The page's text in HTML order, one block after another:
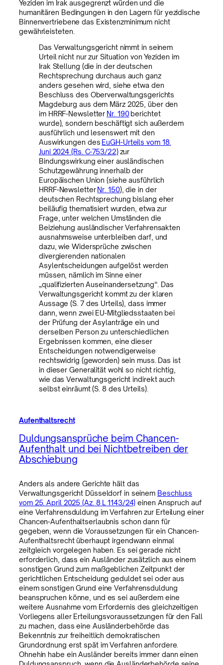
Yeziden im Irak ausgegrenzt würden und die
humanitären Bedingungen in den Lagern für yezidische
Binnenvertriebene das Existenzminimum nicht
gewährleisteten.
Das Verwaltungsgericht nimmt in seinem
Urteil nicht nur zur Situation von Yeziden im
Irak Stellung (die in der deutschen
Rechtsprechung durchaus auch ganz
anders gesehen wird, siehe etwa den
Beschluss des Oberverwaltungsgerichts
Magdeburg aus dem März 2025, über den
im HRRF-Newsletter Nr. 190berichtet
wurde), sondern beschäftigt sich außerdem
ausführlich und lesenswert mit den
Auswirkungen des EuGH-Urteils vom 18.
Juni 2024 (Rs. C-753/22)zur
Bindungswirkung einer ausländischen
Schutzgewährung innerhalb der
Europäischen Union (siehe ausführlich
HRRF-Newsletter Nr. 150), die in der
deutschen Rechtsprechung bislang eher
beiläufig thematisiert wurden, etwa zur
Frage, unter welchen Umständen die
Beiziehung ausländischer Verfahrensakten
ausnahmsweise unterbleiben darf, und
dazu, wie Widersprüche zwischen
divergierenden nationalen
Asylentscheidungen aufgelöst werden
müssen, nämlich im Sinne einer
„qualifizierten Auseinandersetzung“. Das
Verwaltungsgericht kommt zu der klaren
Aussage (S. 7 des Urteils), dass immer
dann, wenn zwei EU-Mitgliedsstaaten bei
der Prüfung der Asylanträge ein und
derselben Person zu unterschiedlichen
Ergebnissen kommen, eine dieser
Entscheidungen notwendigerweise
rechtswidrig (geworden) sein muss. Das ist
in dieser Generalität wohl so nicht richtig,
wie das Verwaltungsgericht indirekt auch
selbst einräumt (S. 8 des Urteils).
Aufenthaltsrecht
Duldungsansprüche beim Chancen-
Aufenthalt und bei Nichtbetreiben der
Abschiebung
Anders als andere Gerichte hält das
Verwaltungsgericht Düsseldorf in seinem Beschluss
vom 25. April 2025 (Az. 8 L 1143/24) einen Anspruch auf
eine Verfahrensduldung im Verfahren zur Erteilung einer
Chancen-Aufenthaltserlaubnis schon dann für
gegeben, wenn die Voraussetzungen für ein Chancen-
Aufenthaltsrecht überhaupt irgendwann einmal
zeitgleich vorgelegen haben. Es sei gerade nicht
erforderlich, dass ein Ausländer zusätzlich aus einem
sonstigen Grund zum maßgeblichen Zeitpunkt der
gerichtlichen Entscheidung geduldet sei oder aus
einem sonstigen Grund eine Verfahrensduldung
beanspruchen könne, und es sei außerdem eine
weitere Ausnahme vom Erfordernis des gleichzeitigen
Vorliegens aller Erteilungsvoraussetzungen für den Fall
zu machen, dass eine Ausländerbehörde das
Bekenntnis zur freiheitlich demokratischen
Grundordnung erst spät im Verfahren anfordere.
Ohnehin habe ein Ausländer bereits immer dann einen